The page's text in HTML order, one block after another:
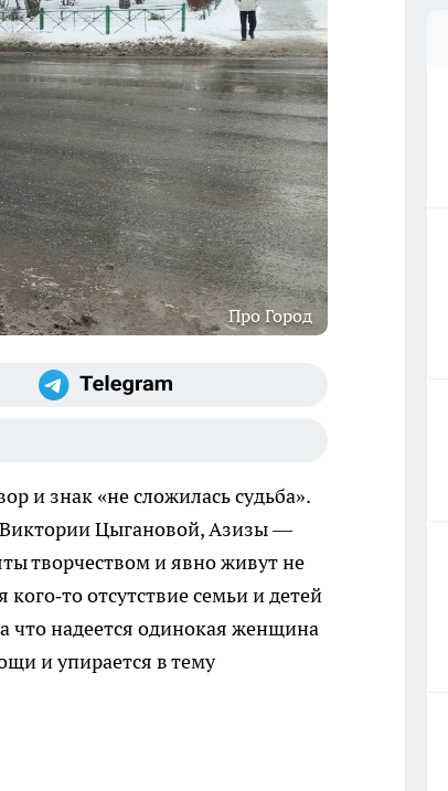
Про Город
и знак «не сложилась судьба».
Цыгановой, Азизы —
творчеством и явно живут не
отсутствие семьи и детей
что надеется одинокая женщина
и упирается в тему